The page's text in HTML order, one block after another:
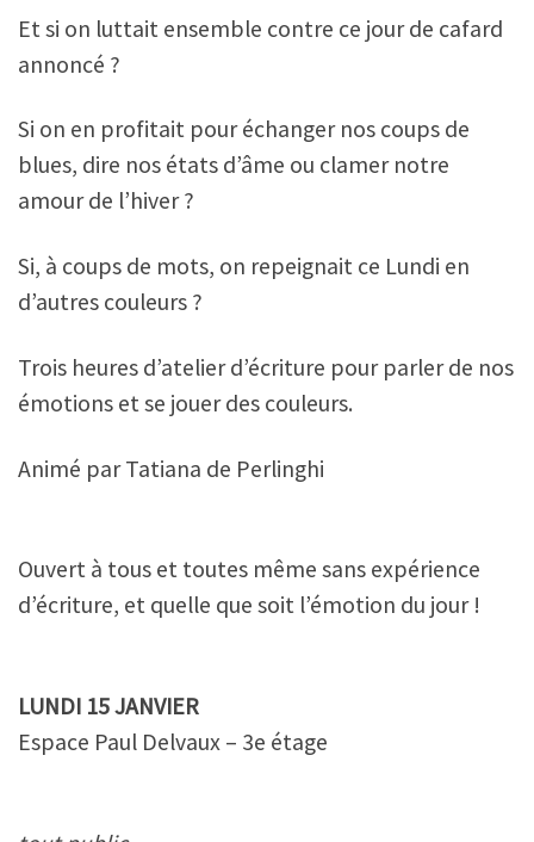
Et si on luttait ensemble contre ce jour de cafard
annoncé ?
Si on en profitait pour échanger nos coups de
blues, dire nos états d’âme ou clamer notre
amour de l’hiver ?
Si, à coups de mots, on repeignait ce Lundi en
d’autres couleurs ?
Trois heures d’atelier d’écriture pour parler de nos
émotions et se jouer des couleurs.
Animé par Tatiana de Perlinghi
Ouvert à tous et toutes même sans expérience
d’écriture, et quelle que soit l’émotion du jour !
LUNDI 15 JANVIER
Espace Paul Delvaux – 3e étage